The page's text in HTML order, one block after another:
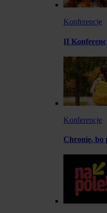
Konferencje
II
Konferencje
Chronię, bo